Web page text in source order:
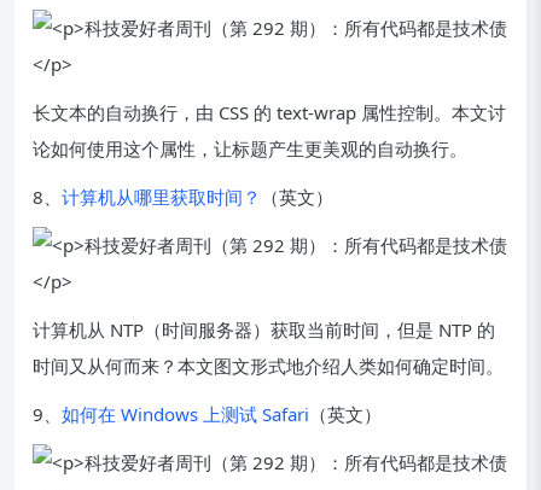
长文本的自动换行，由 CSS 的 text-wrap 属性控制。本文讨
论如何使用这个属性，让标题产生更美观的自动换行。
8、 计算机从哪里获取时间？ （英文）
计算机从 NTP（时间服务器）获取当前时间，但是 NTP 的
时间又从何而来？本文图文形式地介绍人类如何确定时间。
9、 如何在 Windows 上测试 Safari （英文）